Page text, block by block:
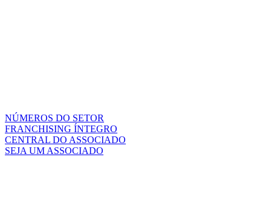
NÚMEROS DO SETOR
FRANCHISING ÍNTEGRO
CENTRAL DO ASSOCIADO
SEJA UM ASSOCIADO